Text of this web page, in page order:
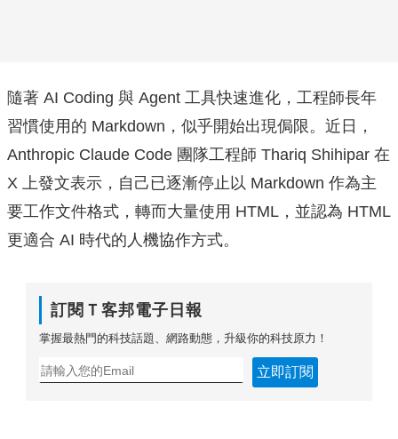
隨著 AI Coding 與 Agent 工具快速進化，工程師長年
習慣使用的 Markdown，似乎開始出現侷限。近日，
Anthropic Claude Code 團隊工程師 Thariq Shihipar 在
X 上發文表示，自己已逐漸停止以 Markdown 作為主
要工作文件格式，轉而大量使用 HTML，並認為 HTML
更適合 AI 時代的人機協作方式。
訂閱Ｔ客邦電子日報
掌握最熱門的科技話題、網路動態，升級你的科技原力！
立即訂閱